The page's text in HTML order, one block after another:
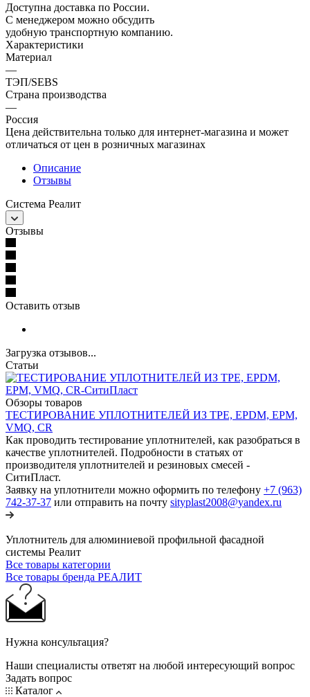
Доступна доставка по России.
С менеджером можно обсудить
удобную транспортную компанию.
Характеристики
Материал
—
ТЭП/SEBS
Страна производства
—
Россия
Цена действительна только для интернет-магазина и может
отличаться от цен в розничных магазинах
Описание
Отзывы
Система Реалит
Отзывы
Оставить отзыв
Загрузка отзывов...
Статьи
Обзоры товаров
ТЕСТИРОВАНИЕ УПЛОТНИТЕЛЕЙ ИЗ TPE, EPDM, EPM,
VMQ, CR
Как проводить тестирование уплотнителей, как разобраться в
качестве уплотнителей. Подробности в статьях от
производителя уплотнителей и резиновых смесей -
СитиПласт.
Заявку на уплотнители можно оформить по телефону +7 (963)
742-37-37 или отправить на почту sityplast2008@yandex.ru
Уплотнитель для алюминиевой профильной фасадной
системы Реалит
Все товары категории
Все товары бренда РЕАЛИТ
Нужна консультация?
Наши специалисты ответят на любой интересующий вопрос
Задать вопрос
Каталог